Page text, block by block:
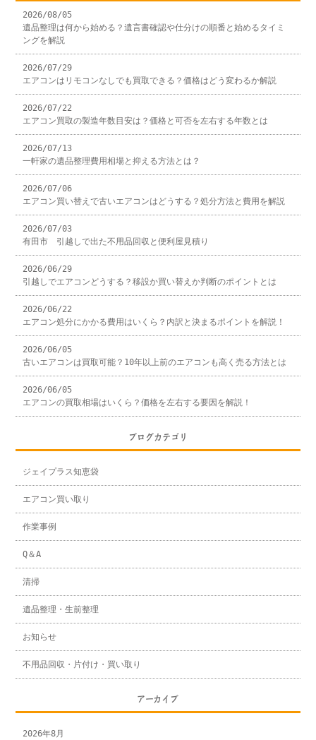
2026/08/05
遺品整理は何から始める？遺言書確認や仕分けの順番と始めるタイミ
ングを解説
2026/07/29
エアコンはリモコンなしでも買取できる？価格はどう変わるか解説
2026/07/22
エアコン買取の製造年数目安は？価格と可否を左右する年数とは
2026/07/13
一軒家の遺品整理費用相場と抑える方法とは？
2026/07/06
エアコン買い替えで古いエアコンはどうする？処分方法と費用を解説
2026/07/03
有田市 引越しで出た不用品回収と便利屋見積り
2026/06/29
引越しでエアコンどうする？移設か買い替えか判断のポイントとは
2026/06/22
エアコン処分にかかる費用はいくら？内訳と決まるポイントを解説！
2026/06/05
古いエアコンは買取可能？10年以上前のエアコンも高く売る方法とは
2026/06/05
エアコンの買取相場はいくら？価格を左右する要因を解説！
ブログカテゴリ
ジェイプラス知恵袋
エアコン買い取り
作業事例
Q＆A
清掃
遺品整理・生前整理
お知らせ
不用品回収・片付け・買い取り
アーカイブ
2026年8月